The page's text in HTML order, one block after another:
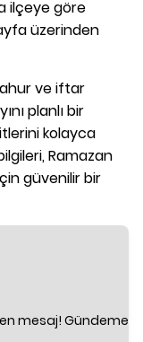
ilçeye göre
üzerinden
ve iftar
planlı bir
kolayca
Ramazan
güvenilir bir